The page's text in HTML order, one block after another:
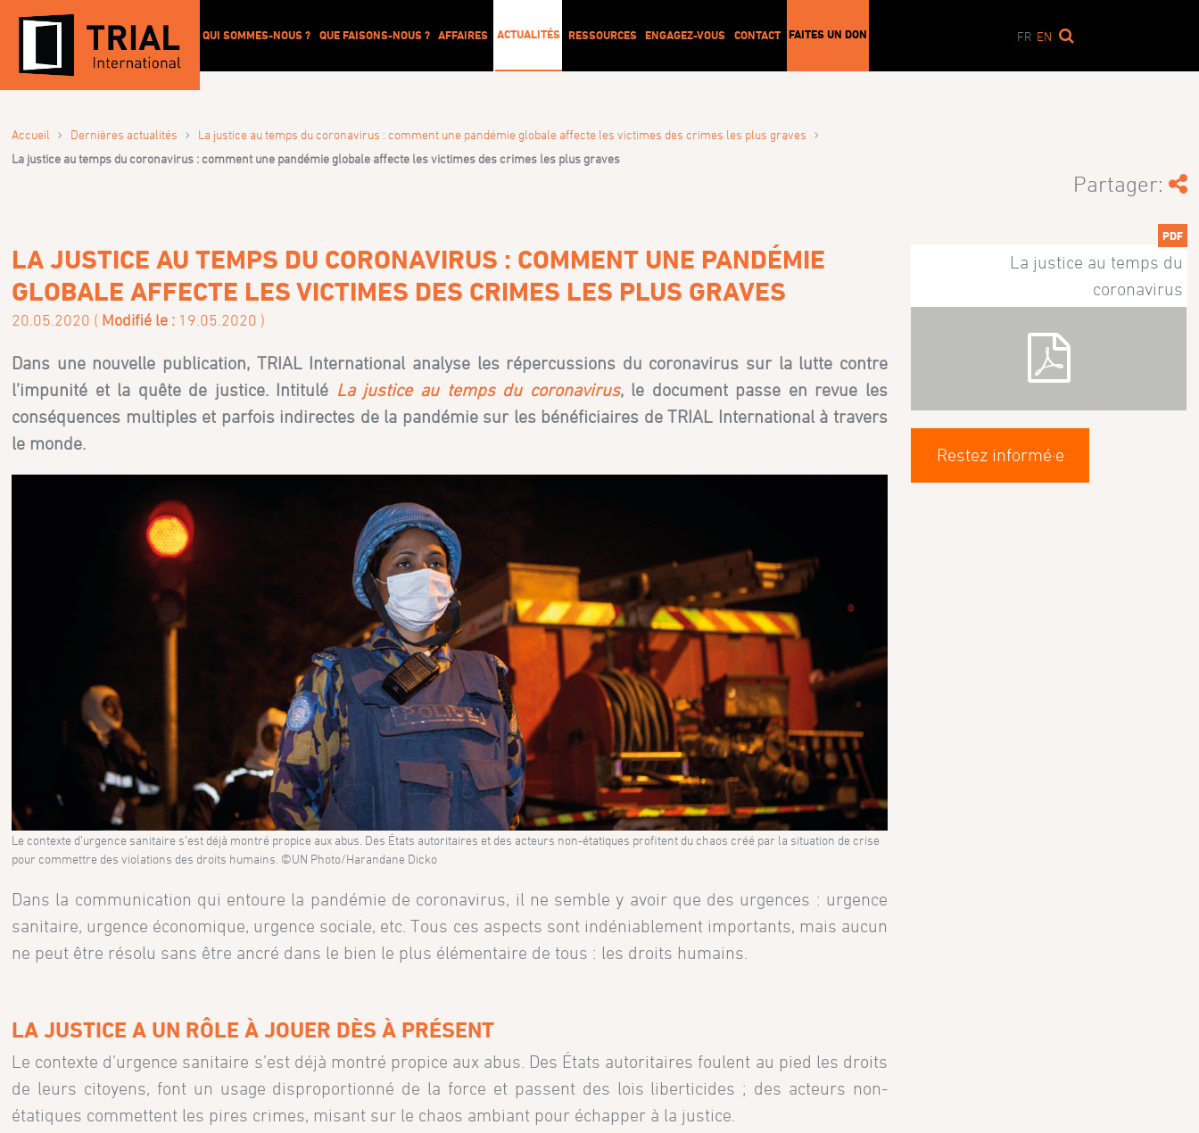
QUI SOMMES-NOUS ? QUE FAISONS-NOUS ? AFFAIRES ACTUALITÉS RESSOURCES ENGAGEZ-VOUS CONTACT FAITES UN DON FR EN
Accueil › Dernières actualités › La justice au temps du coronavirus : comment une pandémie globale affecte les victimes des crimes les plus graves ›
La justice au temps du coronavirus : comment une pandémie globale affecte les victimes des crimes les plus graves
Partager:
LA JUSTICE AU TEMPS DU CORONAVIRUS : COMMENT UNE PANDÉMIE
GLOBALE AFFECTE LES VICTIMES DES CRIMES LES PLUS GRAVES
20.05.2020 ( Modifié le : 19.05.2020 )
Dans une nouvelle publication, TRIAL International analyse les répercussions du coronavirus sur la lutte contre
l’impunité et la quête de justice. Intitulé La justice au temps du coronavirus, le document passe en revue les
conséquences multiples et parfois indirectes de la pandémie sur les bénéficiaires de TRIAL International à travers
le monde.
Le contexte d’urgence sanitaire s’est déjà montré propice aux abus. Des États autoritaires et des acteurs non-étatiques profitent du chaos créé par la situation de crise
pour commettre des violations des droits humains. ©UN Photo/Harandane Dicko
Dans la communication qui entoure la pandémie de coronavirus, il ne semble y avoir que des urgences : urgence
sanitaire, urgence économique, urgence sociale, etc. Tous ces aspects sont indéniablement importants, mais aucun
ne peut être résolu sans être ancré dans le bien le plus élémentaire de tous : les droits humains.
LA JUSTICE A UN RÔLE À JOUER DÈS À PRÉSENT
Le contexte d’urgence sanitaire s’est déjà montré propice aux abus. Des États autoritaires foulent au pied les droits
de leurs citoyens, font un usage disproportionné de la force et passent des lois liberticides ; des acteurs non-
étatiques commettent les pires crimes, misant sur le chaos ambiant pour échapper à la justice.
PDF
La justice au temps du
coronavirus
Restez informé·e